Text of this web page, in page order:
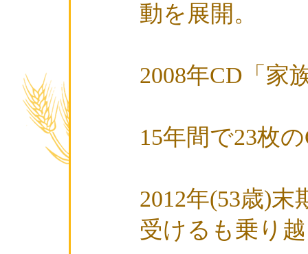
動を展開。
2008年CD「家
15年間で23枚
2012年(53歳)
受けるも乗り